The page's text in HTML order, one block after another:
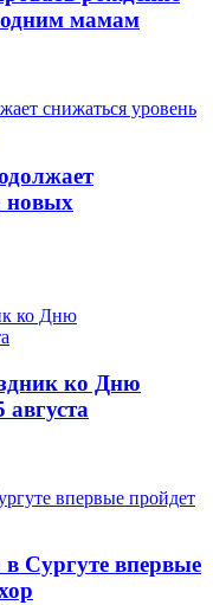
мамам
новых
ко Дню
в Сургуте впервые